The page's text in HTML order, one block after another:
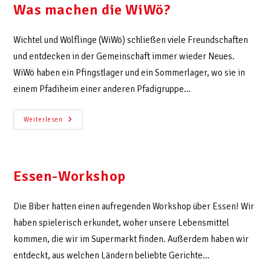
Was machen die WiWö?
Wichtel und Wölflinge (WiWö) schließen viele Freundschaften
und entdecken in der Gemeinschaft immer wieder Neues.
WiWö haben ein Pfingstlager und ein Sommerlager, wo sie in
einem Pfadiheim einer anderen Pfadigruppe…
Weiterlesen
Essen-Workshop
Die Biber hatten einen aufregenden Workshop über Essen! Wir
haben spielerisch erkundet, woher unsere Lebensmittel
kommen, die wir im Supermarkt finden. Außerdem haben wir
entdeckt, aus welchen Ländern beliebte Gerichte…